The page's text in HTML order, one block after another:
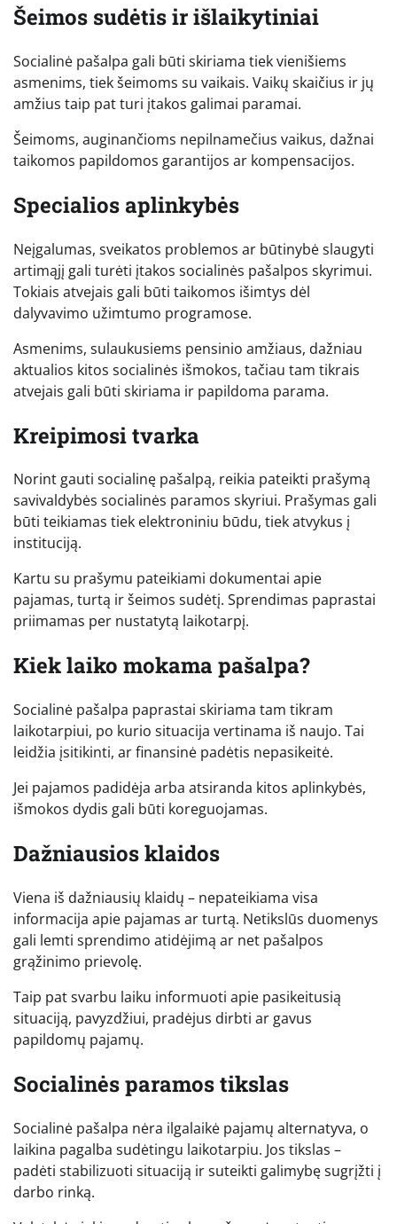
Šeimos sudėtis ir išlaikytiniai
Socialinė pašalpa gali būti skiriama tiek vienišiems
asmenims, tiek šeimoms su vaikais. Vaikų skaičius ir jų
amžius taip pat turi įtakos galimai paramai.
Šeimoms, auginančioms nepilnamečius vaikus, dažnai
taikomos papildomos garantijos ar kompensacijos.
Specialios aplinkybės
Neįgalumas, sveikatos problemos ar būtinybė slaugyti
artimąjį gali turėti įtakos socialinės pašalpos skyrimui.
Tokiais atvejais gali būti taikomos išimtys dėl
dalyvavimo užimtumo programose.
Asmenims, sulaukusiems pensinio amžiaus, dažniau
aktualios kitos socialinės išmokos, tačiau tam tikrais
atvejais gali būti skiriama ir papildoma parama.
Kreipimosi tvarka
Norint gauti socialinę pašalpą, reikia pateikti prašymą
savivaldybės socialinės paramos skyriui. Prašymas gali
būti teikiamas tiek elektroniniu būdu, tiek atvykus į
instituciją.
Kartu su prašymu pateikiami dokumentai apie
pajamas, turtą ir šeimos sudėtį. Sprendimas paprastai
priimamas per nustatytą laikotarpį.
Kiek laiko mokama pašalpa?
Socialinė pašalpa paprastai skiriama tam tikram
laikotarpiui, po kurio situacija vertinama iš naujo. Tai
leidžia įsitikinti, ar finansinė padėtis nepasikeitė.
Jei pajamos padidėja arba atsiranda kitos aplinkybės,
išmokos dydis gali būti koreguojamas.
Dažniausios klaidos
Viena iš dažniausių klaidų – nepateikiama visa
informacija apie pajamas ar turtą. Netikslūs duomenys
gali lemti sprendimo atidėjimą ar net pašalpos
grąžinimo prievolę.
Taip pat svarbu laiku informuoti apie pasikeitusią
situaciją, pavyzdžiui, pradėjus dirbti ar gavus
papildomų pajamų.
Socialinės paramos tikslas
Socialinė pašalpa nėra ilgalaikė pajamų alternatyva, o
laikina pagalba sudėtingu laikotarpiu. Jos tikslas –
padėti stabilizuoti situaciją ir suteikti galimybę sugrįžti į
darbo rinką.